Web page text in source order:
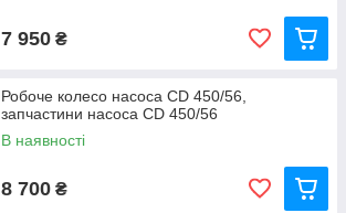
7 950 ₴
Робоче колесо насоса CD 450/56,
запчастини насоса CD 450/56
В наявності
8 700 ₴